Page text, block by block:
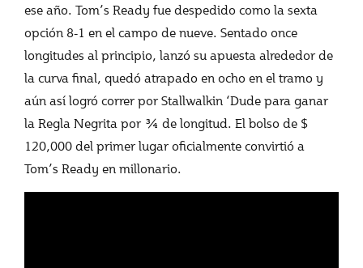
ese año. Tom’s Ready fue despedido como la sexta
opción 8-1 en el campo de nueve. Sentado once
longitudes al principio, lanzó su apuesta alrededor de
la curva final, quedó atrapado en ocho en el tramo y
aún así logró correr por Stallwalkin ‘Dude para ganar
la Regla Negrita por ¾ de longitud. El bolso de $
120,000 del primer lugar oficialmente convirtió a
Tom’s Ready en millonario.